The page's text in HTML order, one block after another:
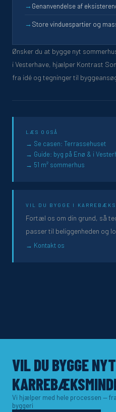
→ Genanvendelse af
→ Store vinduespartier og
Ønsker du at bygge nyt
i Vesterhave, hjælper Kontrast
fra idé og tegninger til
LÆS OGSÅ
Se casen: Terrassehuset
Guide: byg på Enø & i
51 m² sommerhus
VIL DU BYGGE I
Fortæl os om din grund, så
passer til beliggenheden og
Kontakt os
VIL DU BYGGE
Vi hjælper med hele processen —
byggeri